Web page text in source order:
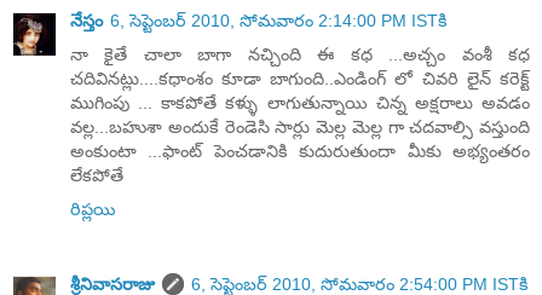
నేస్తం 6, సెప్టెంబర్ 2010, సోమవారం 2:14:00 PM ISTకి
నా కైతే చాలా బాగా నచ్చింది ఈ కధ ...అచ్చం వంశీ కధ
చదివినట్లు....కధాంశం కూడా బాగుంది..ఎండింగ్ లో చివరి లైన్ కరెక్ట్
ముగింపు ... కాకపోతే కళ్ళు లాగుతున్నాయి చిన్న అక్షరాలు అవడం
వల్ల...బహుశా అందుకే రెండెసి సార్లు మెల్ల మెల్ల గా చదవాల్సి వస్తుంది
అంకుంటా ...ఫాంట్ పెంచడానికి కుదురుతుందా మీకు అభ్యంతరం
లేకపోతే
రిప్లయి
శ్రీనివాసరాజు
6, సెప్టెంబర్ 2010, సోమవారం 2:54:00 PM ISTకి